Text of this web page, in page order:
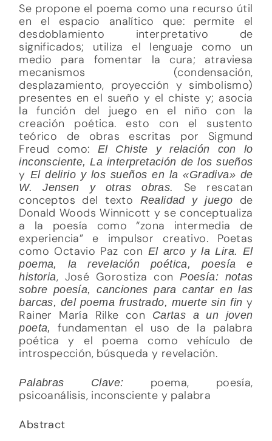
Se propone el poema como una recurso útil
en el espacio analítico que: permite el
desdoblamiento interpretativo de
significados; utiliza el lenguaje como un
medio para fomentar la cura; atraviesa
mecanismos (condensación,
desplazamiento, proyección y simbolismo)
presentes en el sueño y el chiste y; asocia
la función del juego en el niño con la
creación poética. esto con el sustento
teórico de obras escritas por Sigmund
Freud como:
El Chiste y relación con lo
inconsciente, La interpretación de los sueños
y El delirio y los sueños en la «Gradiva» de
W. Jensen y otras obras. Se rescatan
conceptos del texto
Realidad y juego de
Donald Woods Winnicott y se conceptualiza
a la poesía como “zona intermedia de
experiencia” e impulsor creativo. Poetas
como Octavio Paz con El arco y la Lira. El
poema, la revelación poética, poesía e
historia, José Gorostiza conPoesía: notas
sobre poesía, canciones para cantar en las
barcas, del poema frustrado, muerte sin finy
Rainer María Rilke con
Cartas a un joven
poeta,fundamentan el uso de la palabra
poética y el poema como vehículo de
introspección, búsqueda y revelación.
Palabras Clave: poema, poesía,
psicoanálisis, inconsciente y palabra
Abstract